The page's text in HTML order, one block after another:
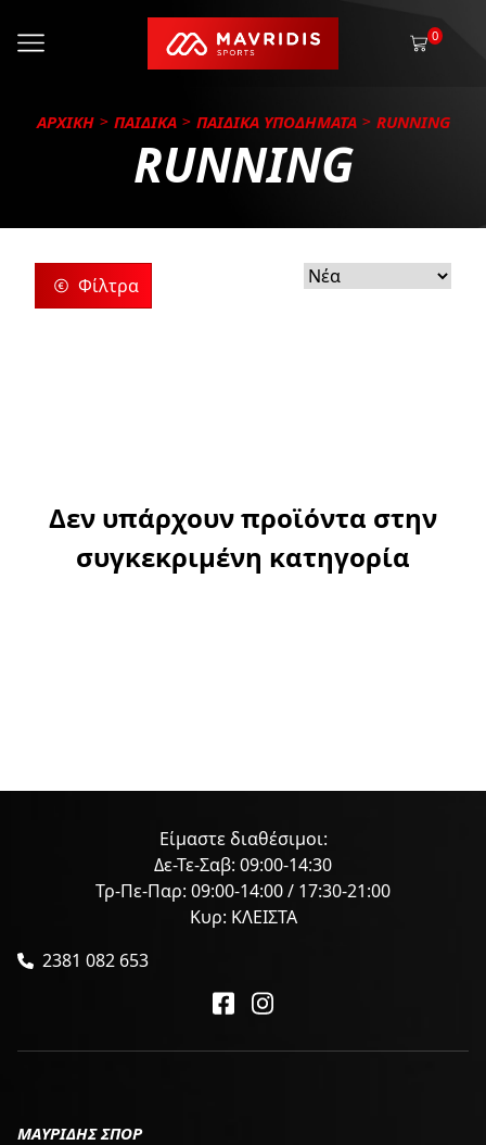
0
ΑΡΧΙΚΗ ΠΑΙΔΙΚΑ ΠΑΙΔΙΚΑ ΥΠΟΔΗΜΑΤΑ RUNNING
RUNNING
Φίλτρα
Δεν υπάρχουν προϊόντα στην
συγκεκριμένη κατηγορία
Είμαστε διαθέσιμοι:
Δε-Τε-Σαβ: 09:00-14:30
Τρ-Πε-Παρ: 09:00-14:00 / 17:30-21:00
Κυρ: ΚΛΕΙΣΤΑ
2381 082 653
ΜΑΥΡΙΔΗΣ ΣΠΟΡ